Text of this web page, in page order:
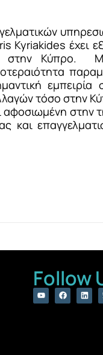
Kyriakides έχει
στην Κύπρο.
εμπειρία
τόσο στην
αφοσιωμένη στην
και
Follow